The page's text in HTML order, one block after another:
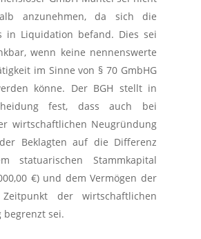
anzunehmen, da sich die
in Liquidation befand. Dies sei
wenn keine nennenswerte
im Sinne von § 70 GmbHG
könne. Der BGH stellt in
fest, dass auch bei
wirtschaftlichen Neugründung
Beklagten auf die Differenz
statuarischen Stammkapital
€) und dem Vermögen der
der wirtschaftlichen
sei.